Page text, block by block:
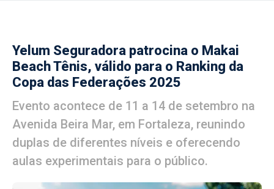
Yelum Seguradora patrocina o Makai
Beach Tênis, válido para o Ranking da
Copa das Federações 2025
Evento acontece de 11 a 14 de setembro na
Avenida Beira Mar, em Fortaleza, reunindo
duplas de diferentes níveis e oferecendo
aulas experimentais para o público.